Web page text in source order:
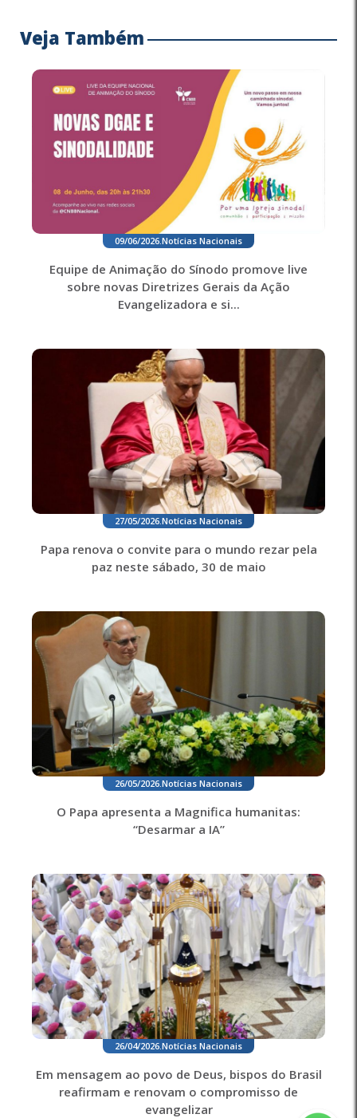
Veja Também
09/06/2026.Notícias Nacionais
Equipe de Animação do Sínodo promove live
sobre novas Diretrizes Gerais da Ação
Evangelizadora e si...
27/05/2026 Notícias Nacionais
Papa renova o convite para o mundo rezar pela
paz neste sábado, 30 de maio
26/05/2026 Notícias Nacionais
O Papa apresenta a Magnifica humanitas:
“Desarmar a IA”
26/04/2026 Notícias Nacionais
Em mensagem ao povo de Deus, bispos do Brasil
reafirmam e renovam o compromisso de
evangelizar